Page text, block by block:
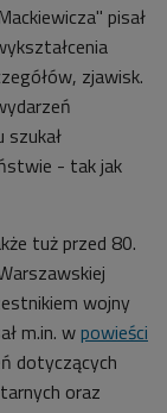
pisał
zjawisk.
szukał
- tak jak
tuż przed 80.
wojny
m.in. wpowieści
dotyczących
oraz